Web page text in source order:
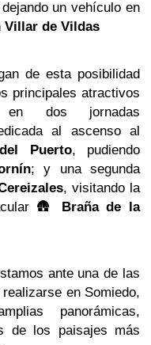
un vehículo en
Villar de Vildas
de esta posibilidad
principales atractivos
en dos jornadas
al ascenso al
Puerto, pudiendo
; y una segunda
, visitando la
🛖 Braña de la
ante una de las
en Somiedo,
panorámicas,
de los paisajes más